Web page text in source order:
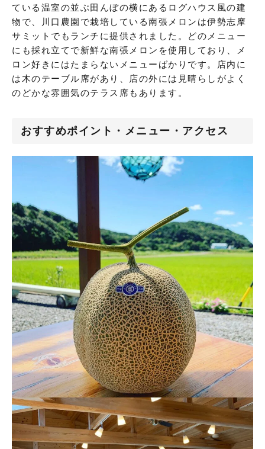
ている温室の並ぶ田んぼの横にあるログハウス風の建
物で、川口農園で栽培している南張メロンは伊勢志摩
サミットでもランチに提供されました。どのメニュー
にも採れ立てで新鮮な南張メロンを使用しており、メ
ロン好きにはたまらないメニューばかりです。店内に
は木のテーブル席があり、店の外には見晴らしがよく
のどかな雰囲気のテラス席もあります。
おすすめポイント・メニュー・アクセス